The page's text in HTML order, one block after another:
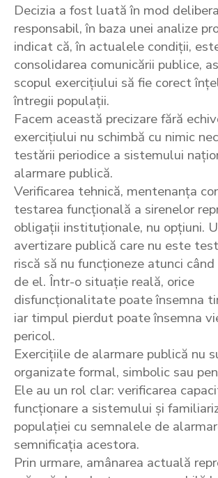
Decizia a fost luată în mod
responsabil, în baza unei analize
indicat că, în actualele condiții,
consolidarea comunicării publice,
scopul exercițiului să fie corect
întregii populații.
Facem această precizare fără
exercițiului nu schimbă cu nimic
testării periodice a sistemului
alarmare publică.
Verificarea tehnică, mentenanța
testarea funcțională a sirenelor
obligații instituționale, nu opțiuni.
avertizare publică care nu este
riscă să nu funcționeze atunci
de el. Într-o situație reală, orice
disfuncționalitate poate însemna
iar timpul pierdut poate însemna
pericol.
Exercițiile de alarmare publică nu
organizate formal, simbolic sau
Ele au un rol clar: verificarea
funcționare a sistemului și
populației cu semnalele de
semnificația acestora.
Prin urmare, amânarea actuală